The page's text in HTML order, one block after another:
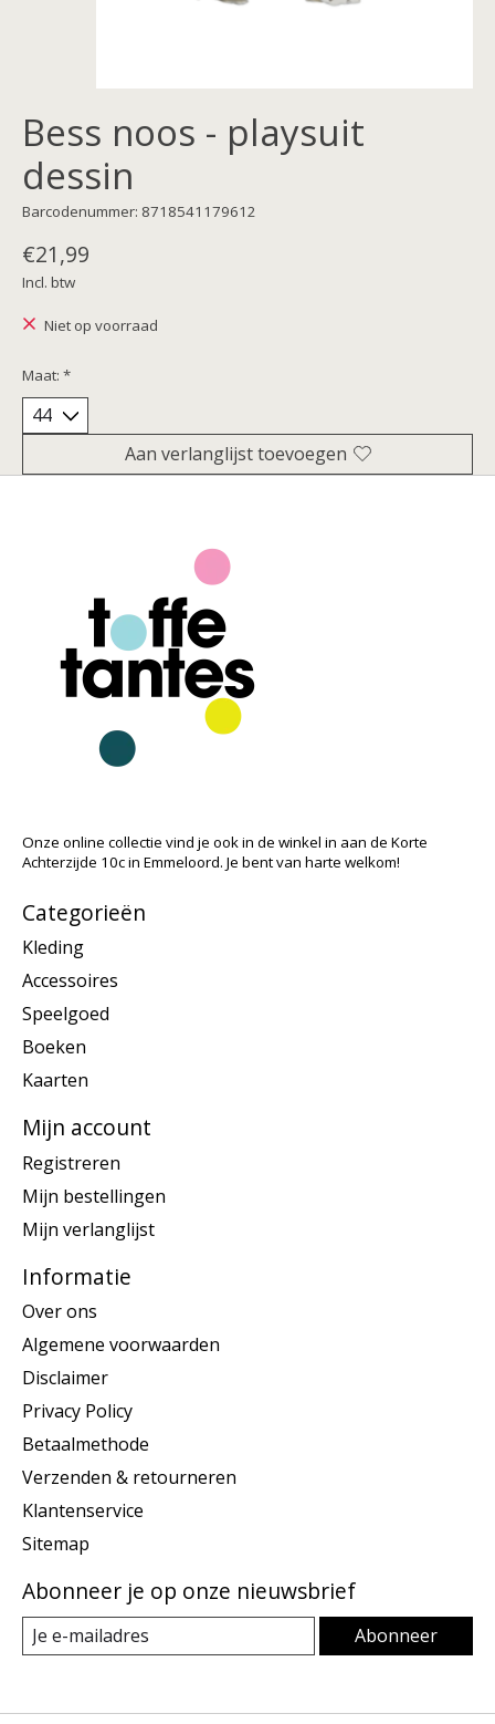
Bess noos - playsuit
dessin
Barcodenummer: 8718541179612
€21,99
Incl. btw
Niet op voorraad
Maat: *
Aan verlanglijst toevoegen
Onze online collectie vind je ook in de winkel in aan de Korte
Achterzijde 10c in Emmeloord. Je bent van harte welkom!
Categorieën
Kleding
Accessoires
Speelgoed
Boeken
Kaarten
Mijn account
Registreren
Mijn bestellingen
Mijn verlanglijst
Informatie
Over ons
Algemene voorwaarden
Disclaimer
Privacy Policy
Betaalmethode
Verzenden & retourneren
Klantenservice
Sitemap
Abonneer je op onze nieuwsbrief
Abonneer